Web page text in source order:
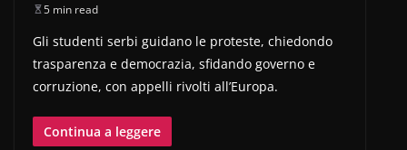
5 min read
Gli studenti serbi guidano le proteste, chiedondo
trasparenza e democrazia, sfidando governo e
corruzione, con appelli rivolti all’Europa.
Continua a leggere